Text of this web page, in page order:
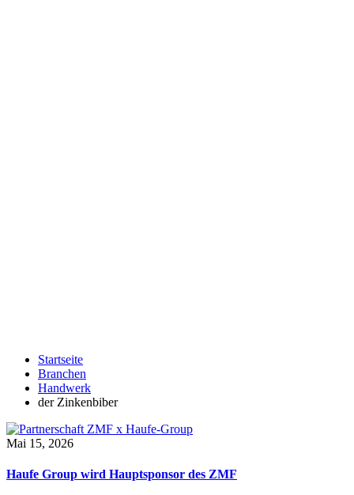
Startseite
Branchen
Handwerk
der Zinkenbiber
Mai 15, 2026
Haufe Group wird Hauptsponsor des ZMF